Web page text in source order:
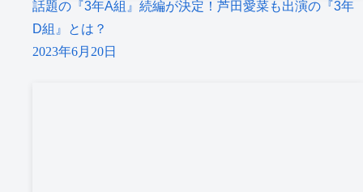
話題の『3年A組』続編が決定！芦田愛菜も出演の『3年
D組』とは？
2023年6月20日